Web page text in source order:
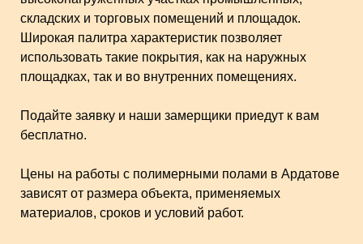
складских и торговых помещений и площадок.
Широкая палитра характеристик позволяет
использовать такие покрытия, как на наружных
площадках, так и во внутренних помещениях.
Подайте заявку и наши замерщики приедут к вам
бесплатно.
Цены на работы с полимерными полами в Ардатове
зависят от размера объекта, применяемых
материалов, сроков и условий работ.